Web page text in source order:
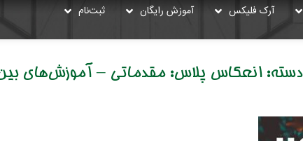
آرک فلیکس آموزش رایگان ثبت‌نام
دسته:انعکاس پلاس: مقدماتی – آموزش‌های